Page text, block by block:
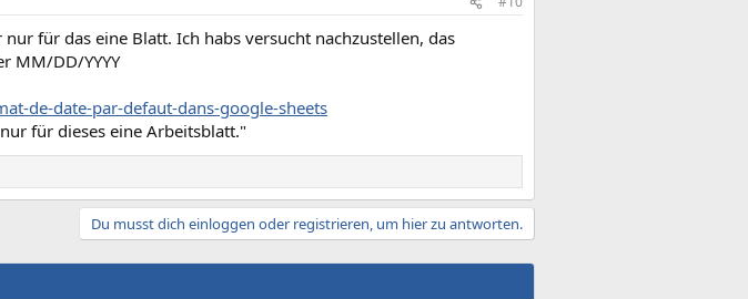
für das eine Blatt. Ich habs versucht nachzustellen, das
MM/DD/YYYY
de-date-par-defaut-dans-google-sheets
für dieses eine Arbeitsblatt."
Du musst dich einloggen oder registrieren, um hier zu antworten.